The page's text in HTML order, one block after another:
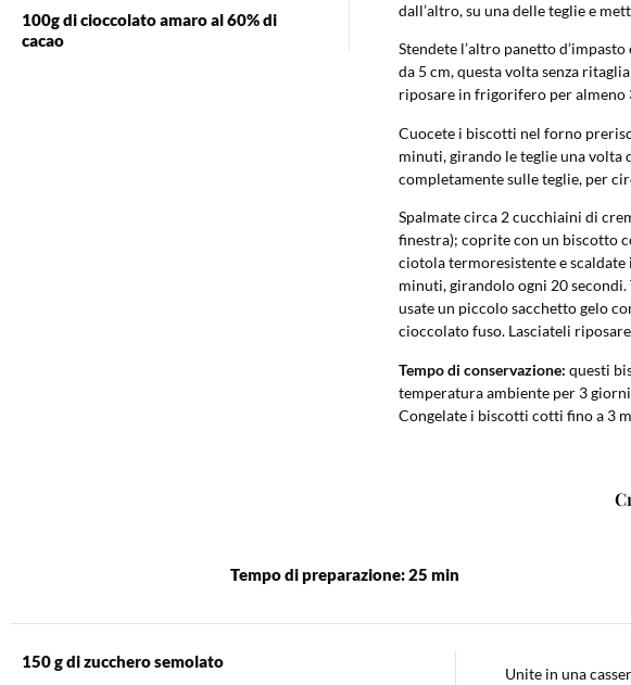
100g di cioccolato amaro al 60% di
cacao
dall’altro, su una delle teglie e
Stendete l’altro panetto
da 5 cm, questa volta senza
riposare in frigorifero per
Cuocete i biscotti nel forno
minuti, girando le teglie una
completamente sulle teglie, per
Spalmate circa 2 cucchiaini di
finestra); coprite con un biscotto
ciotola termoresistente e
minuti, girandolo ogni 20
usate un piccolo sacchetto gelo
cioccolato fuso. Lasciateli
Tempo di conservazione: questi
temperatura ambiente per 3
Congelate i biscotti cotti fino a 3
Tempo di preparazione: 25 min
150 g di zucchero semolato
Unite in una